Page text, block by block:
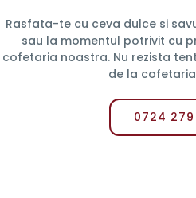
Rasfata-te cu ceva dulce si
sau la momentul potrivit cu
cofetaria noastra. Nu rezista
de la
0724